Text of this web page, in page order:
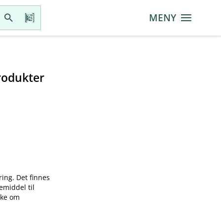
MENY
Det finnes
til
om